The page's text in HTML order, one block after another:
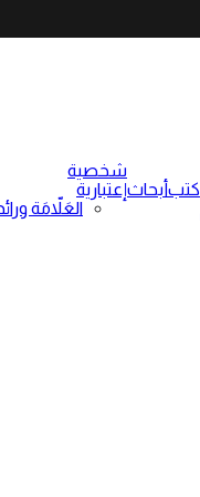
كتبأبحاث
شخصية
إعتبارية
العَلاّمَة